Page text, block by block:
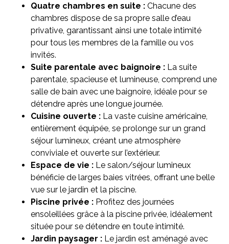
Quatre chambres en suite : Chacune des
chambres dispose de sa propre salle d’eau
privative, garantissant ainsi une totale intimité
pour tous les membres de la famille ou vos
invités.
Suite parentale avec baignoire : La suite
parentale, spacieuse et lumineuse, comprend une
salle de bain avec une baignoire, idéale pour se
détendre après une longue journée.
Cuisine ouverte : La vaste cuisine américaine,
entièrement équipée, se prolonge sur un grand
séjour lumineux, créant une atmosphère
conviviale et ouverte sur l’extérieur.
Espace de vie : Le salon/séjour lumineux
bénéficie de larges baies vitrées, offrant une belle
vue sur le jardin et la piscine.
Piscine privée : Profitez des journées
ensoleillées grâce à la piscine privée, idéalement
située pour se détendre en toute intimité.
Jardin paysager : Le jardin est aménagé avec